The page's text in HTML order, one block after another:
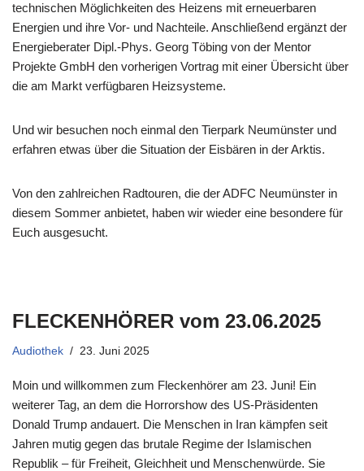
technischen Möglichkeiten des Heizens mit erneuerbaren
Energien und ihre Vor- und Nachteile. Anschließend ergänzt der
Energieberater Dipl.-Phys. Georg Töbing von der Mentor
Projekte GmbH den vorherigen Vortrag mit einer Übersicht über
die am Markt verfügbaren Heizsysteme.
Und wir besuchen noch einmal den Tierpark Neumünster und
erfahren etwas über die Situation der Eisbären in der Arktis.
Von den zahlreichen Radtouren, die der ADFC Neumünster in
diesem Sommer anbietet, haben wir wieder eine besondere für
Euch ausgesucht.
FLECKENHÖRER vom 23.06.2025
Audiothek 23. Juni 2025
Moin und willkommen zum Fleckenhörer am 23. Juni! Ein
weiterer Tag, an dem die Horrorshow des US-Präsidenten
Donald Trump andauert. Die Menschen in Iran kämpfen seit
Jahren mutig gegen das brutale Regime der Islamischen
Republik – für Freiheit, Gleichheit und Menschenwürde. Sie